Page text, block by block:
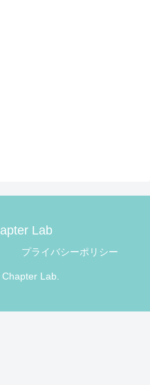
Lab
プライバシーポリシー
Lab.